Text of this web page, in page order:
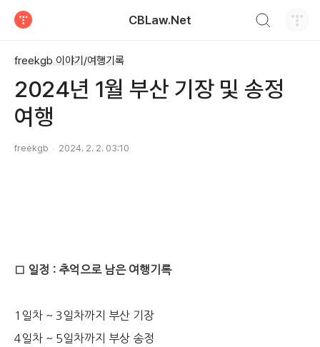
CBLaw.Net
freekgb 이야기/여행기록
2024년 1월 부산 기장 및 송정
여행
freekgb 2024. 2. 2. 03:10
□ 일정 : 추억으로 남은 여행기록
1일차 ~ 3일차까지 부산 기장
4일차 ~ 5일차까지 부상 송정